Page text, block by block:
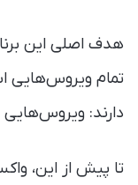
هدف اصلی این
تمام ویروس‌هایی
دارند: ویروس‌هایی
تا پیش از این،